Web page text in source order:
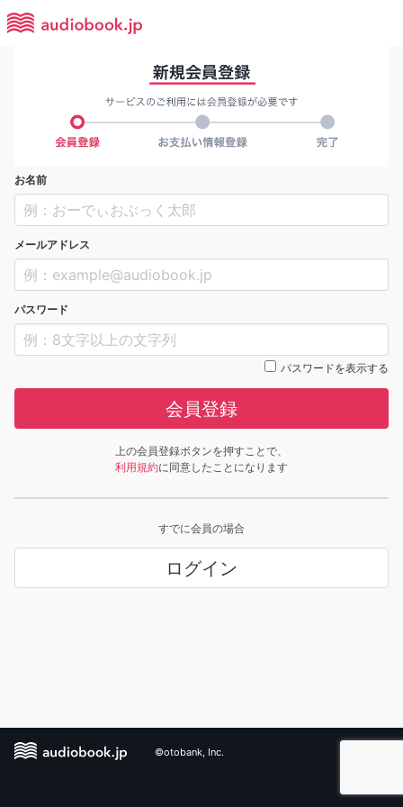
お名前
メールアドレス
パスワード
パスワードを表示する
会員登録
上の会員登録ボタンを押すことで、
利用規約に同意したことになります
すでに会員の場合
ログイン
©otobank, Inc.